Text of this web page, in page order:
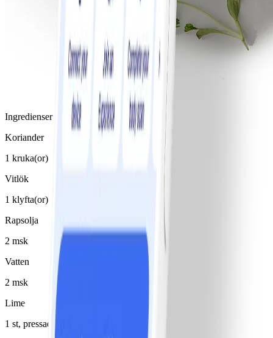
Ingredienser
Koriander
1 kruka(or)
Vitlök
1 klyfta(or)
Rapsolja
2 msk
Vatten
2 msk
Lime
1 st, pressad saft